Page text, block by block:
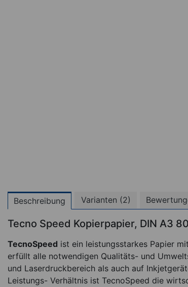
Beschreibung Varianten (2)
Tecno Speed Kopierpapier, DIN A3
TecnoSpeed ist ein leistungsstarkes Papier
erfüllt alle notwendigen Qualitäts- und
und Laserdruckbereich als auch auf
Leistungs- Verhältnis ist TecnoSpeed die